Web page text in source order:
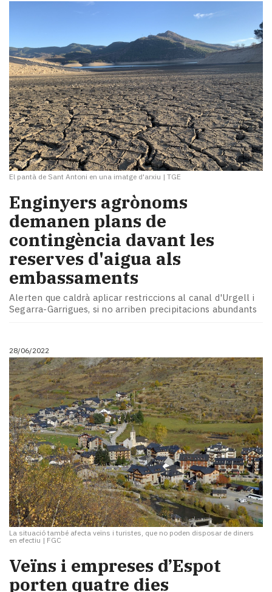
El pantà de Sant Antoni en una imatge d'arxiu | TGE
Enginyers agrònoms
demanen plans de
contingència davant les
reserves d'aigua als
embassaments
Alerten que caldrà aplicar restriccions al canal d'Urgell i
Segarra-Garrigues, si no arriben precipitacions abundants
28/06/2022
La situació també afecta veïns i turistes, que no poden disposar de diners
en efectiu | FGC
Veïns i empreses d’Espot
porten quatre dies